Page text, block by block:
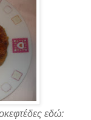
εδώ: